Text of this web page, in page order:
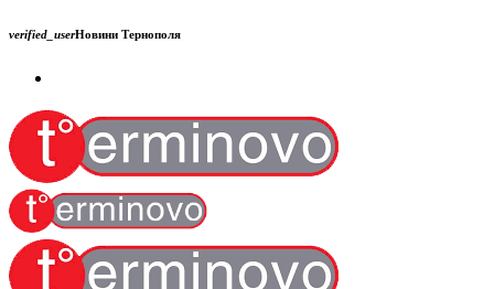
verified_userНовини Тернополя